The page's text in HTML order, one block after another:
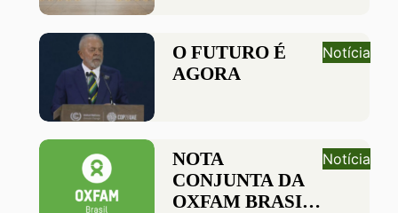
PODE SE
PERDER NAS
O FUTURO É
AGORA
Notícia
NOTA
CONJUNTA DA
OXFAM BRASIL
Notícia